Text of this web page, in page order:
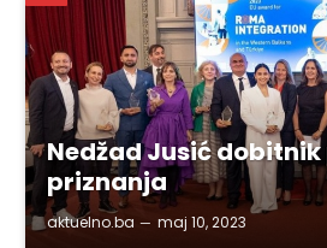
Nedžad Jusić
priznanja
aktuelno.ba maj 10, 2023